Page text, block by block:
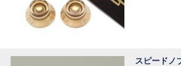
スピード